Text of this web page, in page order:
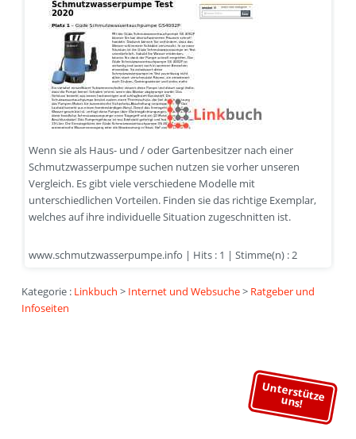
Unterstütze
uns!
Wenn sie als Haus- und / oder Gartenbesitzer nach einer
Schmutzwasserpumpe suchen nutzen sie vorher unseren
Vergleich. Es gibt viele verschiedene Modelle mit
unterschiedlichen Vorteilen. Finden sie das richtige Exemplar,
welches auf ihre individuelle Situation zugeschnitten ist.
www.schmutzwasserpumpe.info | Hits : 1 | Stimme(n) : 2
Kategorie : Linkbuch > Internet und Websuche> Ratgeber und
Infoseiten